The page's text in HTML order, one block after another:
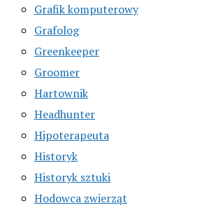
Grafik komputerowy
Grafolog
Greenkeeper
Groomer
Hartownik
Headhunter
Hipoterapeuta
Historyk
Historyk sztuki
Hodowca zwierząt